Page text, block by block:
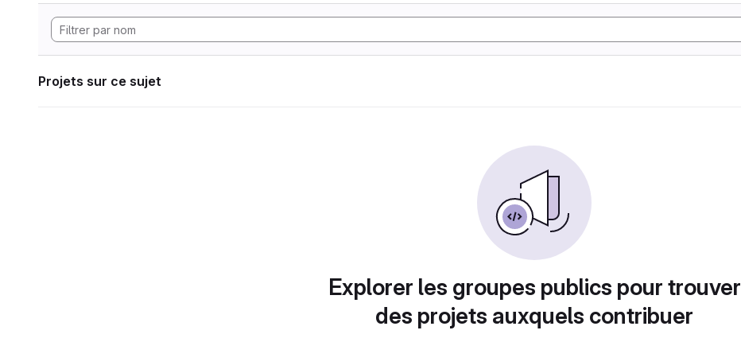
Projets sur ce sujet
Explorer les groupes publics pour trouver
des projets auxquels contribuer